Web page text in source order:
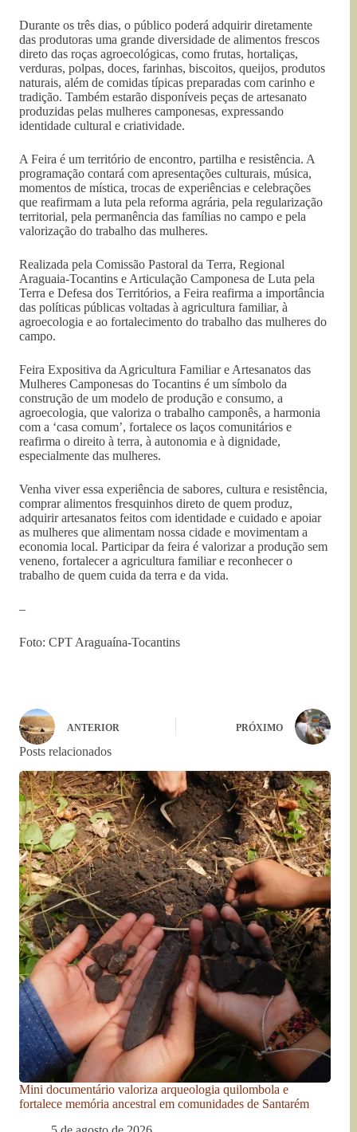
Durante os três dias, o público poderá adquirir diretamente
das produtoras uma grande diversidade de alimentos frescos
direto das roças agroecológicas, como frutas, hortaliças,
verduras, polpas, doces, farinhas, biscoitos, queijos, produtos
naturais, além de comidas típicas preparadas com carinho e
tradição. Também estarão disponíveis peças de artesanato
produzidas pelas mulheres camponesas, expressando
identidade cultural e criatividade.
A Feira é um território de encontro, partilha e resistência. A
programação contará com apresentações culturais, música,
momentos de mística, trocas de experiências e celebrações
que reafirmam a luta pela reforma agrária, pela regularização
territorial, pela permanência das famílias no campo e pela
valorização do trabalho das mulheres.
Realizada pela Comissão Pastoral da Terra, Regional
Araguaia-Tocantins e Articulação Camponesa de Luta pela
Terra e Defesa dos Territórios, a Feira reafirma a importância
das políticas públicas voltadas à agricultura familiar, à
agroecologia e ao fortalecimento do trabalho das mulheres do
campo.
Feira Expositiva da Agricultura Familiar e Artesanatos das
Mulheres Camponesas do Tocantins é um símbolo da
construção de um modelo de produção e consumo, a
agroecologia, que valoriza o trabalho camponês, a harmonia
com a ‘casa comum’, fortalece os laços comunitários e
reafirma o direito à terra, à autonomia e à dignidade,
especialmente das mulheres.
Venha viver essa experiência de sabores, cultura e resistência,
comprar alimentos fresquinhos direto de quem produz,
adquirir artesanatos feitos com identidade e cuidado e apoiar
as mulheres que alimentam nossa cidade e movimentam a
economia local. Participar da feira é valorizar a produção sem
veneno, fortalecer a agricultura familiar e reconhecer o
trabalho de quem cuida da terra e da vida.
–
Foto: CPT Araguaína-Tocantins
ANTERIOR PRÓXIMO
Posts relacionados
Mini documentário valoriza arqueologia quilombola e
fortalece memória ancestral em comunidades de Santarém